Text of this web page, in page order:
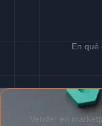
En qué
Vender en